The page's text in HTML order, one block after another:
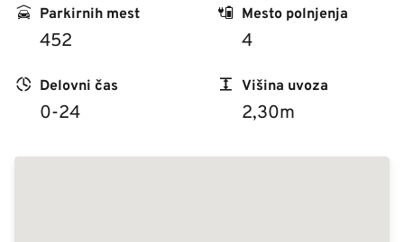
Parkirnih mest
452
Mesto polnjenja
4
Delovni čas
0-24
Višina uvoza
2,30m